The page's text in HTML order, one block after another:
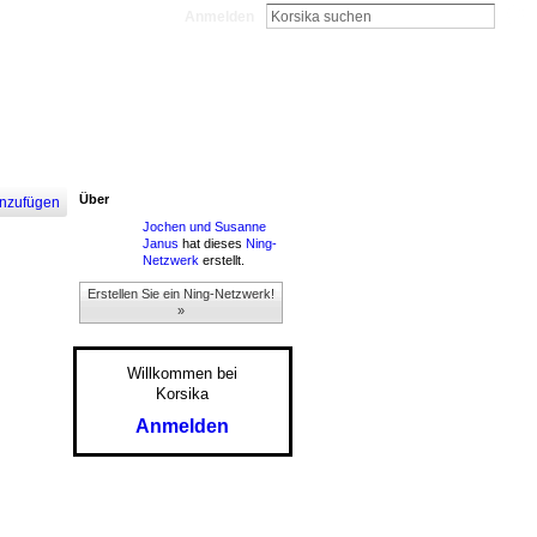
Über
Jochen und Susanne
Janus hat dieses Ning-
Netzwerk erstellt.
Erstellen Sie ein Ning-Netzwerk!
»
Willkommen bei
Korsika
Anmelden